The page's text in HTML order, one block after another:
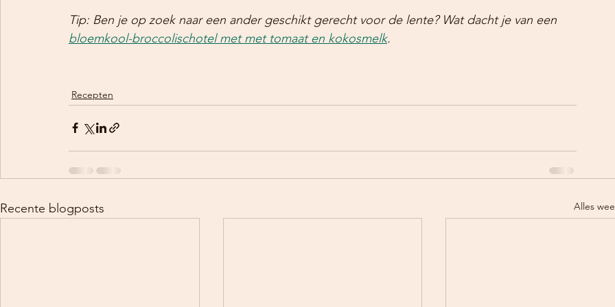
Tip: Ben je op zoek naar een ander geschikt gerecht voor de lente? Wat dacht je van een
bloemkool-broccolischotel met met tomaat en kokosmelk.
Recepten
Recente blogposts Alles